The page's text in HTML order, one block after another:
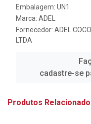
Embalagem: UN1
Marca: ADEL
Fornecedor: ADEL
LTDA
cadastre-se
Produtos